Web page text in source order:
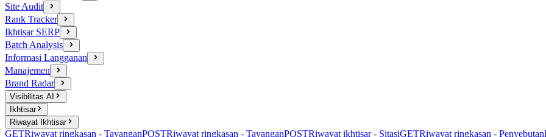
Site Audit
Rank Tracker
Ikhtisar SERP
Batch Analysis
Informasi Langganan
Manajemen
Brand Radar
Visibilitas AI
Ikhtisar
Riwayat Ikhtisar
GETRiwayat ringkasan - TayanganPOSTRiwayat ringkasan - TayanganPOSTRiwayat ikhtisar - SitasiGETRiwayat ringkasan - Penyebutan